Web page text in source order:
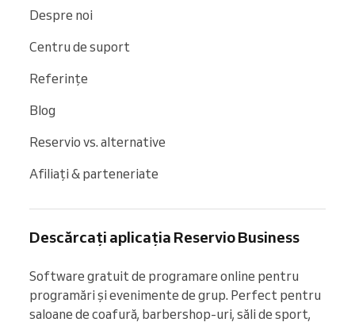
Despre noi
Centru de suport
Referințe
Blog
Reservio vs. alternative
Afiliați & parteneriate
Descărcați aplicația Reservio Business
Software gratuit de programare online pentru
programări și evenimente de grup. Perfect pentru
saloane de coafură, barbershop-uri, săli de sport,